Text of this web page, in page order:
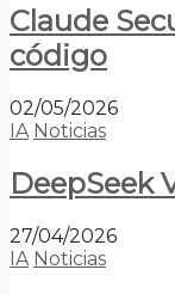
Claude
código
02/05/2026
IA Noticias
DeepSeek
27/04/2026
IA Noticias